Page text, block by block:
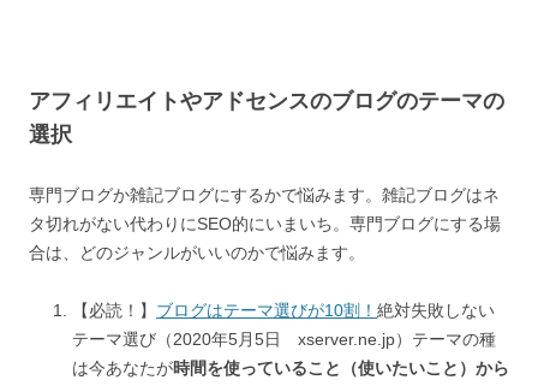
アフィリエイトやアドセンスのブログのテーマの
選択
専門ブログか雑記ブログにするかで悩みます。雑記ブログはネ
タ切れがない代わりにSEO的にいまいち。専門ブログにする場
合は、どのジャンルがいいのかで悩みます。
【必読！】 ブログはテーマ選びが10割！ 絶対失敗しない
テーマ選び（2020年5月5日 xserver.ne.jp）テーマの種
は今あなたが時間を使っていること（使いたいこと）から